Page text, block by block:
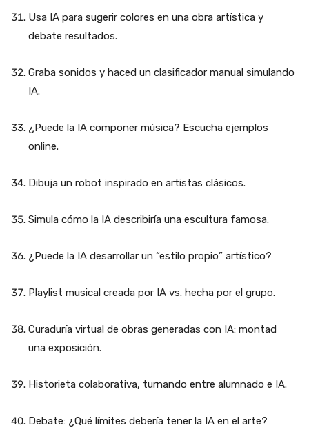
Usa IA para sugerir colores en una obra artística y
debate resultados.
Graba sonidos y haced un clasificador manual simulando
IA.
¿Puede la IA componer música? Escucha ejemplos
online.
Dibuja un robot inspirado en artistas clásicos.
Simula cómo la IA describiría una escultura famosa.
¿Puede la IA desarrollar un “estilo propio” artístico?
Playlist musical creada por IA vs. hecha por el grupo.
Curaduría virtual de obras generadas con IA: montad
una exposición.
Historieta colaborativa, turnando entre alumnado e IA.
Debate: ¿Qué límites debería tener la IA en el arte?